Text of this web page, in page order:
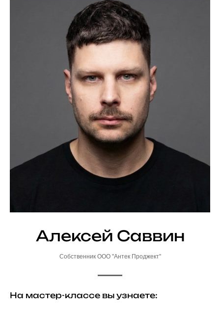
Алексей Саввин
Собственник ООО "Антек Проджект"
На мастер-классе вы узнаете: